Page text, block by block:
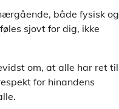
både fysisk og
sjovt for dig, ikke
om, at alle har ret til
for hinandens